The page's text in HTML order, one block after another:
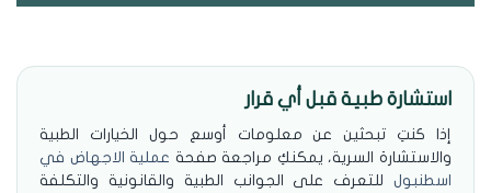
استشارة طبية قبل أي قرار
إذا كنتِ تبحثين عن معلومات أوسع حول الخيارات الطبية
والاستشارة السرية، يمكنكِ مراجعة صفحةعملية الاجهاض في
اسطنبول للتعرف على الجوانب الطبية والقانونية والتكلفة